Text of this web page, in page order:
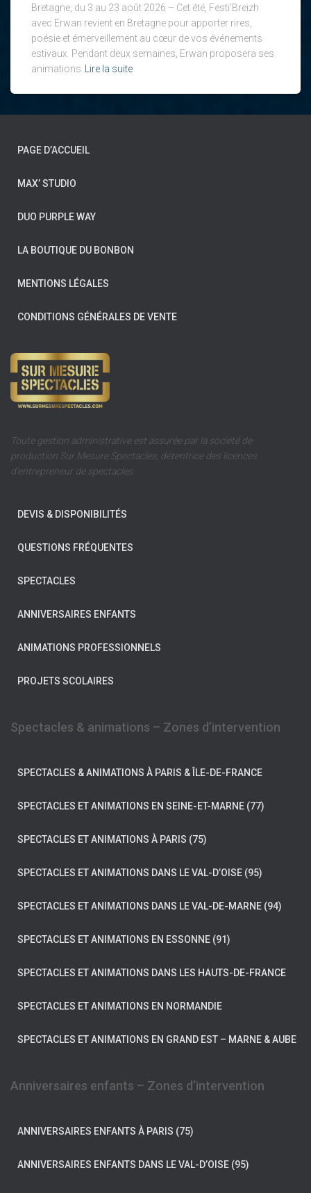
Bretagne, du 3 au 23 août 2026 – Cet été, Festi’Breizh
avec Erwan revient en Bretagne pour apporter rires,
poésie et émerveillement au cœur de vos événements
estivaux. Pendant deux semaines, Erwan proposera ses
animations
Lire la suite
PAGE D’ACCUEIL
MAX’ STUDIO
DUO PURPLE WAY
LA BOUTIQUE DU BONBON
MENTIONS LÉGALES
CONDITIONS GÉNÉRALES DE VENTE
Toute gestion administrative est assurée par la société de
production Sur Mesure Spectacles, détentrice des licences
d’entrepreneur de spectacles.
DEVIS & DISPONIBILITÉS
QUESTIONS FRÉQUENTES
SPECTACLES
ANNIVERSAIRES ENFANTS
ANIMATIONS PROFESSIONNELS
PROJETS SCOLAIRES
Spectacles & animations – Zones d’intervention
SPECTACLES & ANIMATIONS À PARIS & ÎLE-DE-FRANCE
SPECTACLES ET ANIMATIONS EN SEINE-ET-MARNE (77)
SPECTACLES ET ANIMATIONS À PARIS (75)
SPECTACLES ET ANIMATIONS DANS LE VAL-D’OISE (95)
SPECTACLES ET ANIMATIONS DANS LE VAL-DE-MARNE (94)
SPECTACLES ET ANIMATIONS EN ESSONNE (91)
SPECTACLES ET ANIMATIONS DANS LES HAUTS-DE-FRANCE
SPECTACLES ET ANIMATIONS EN NORMANDIE
SPECTACLES ET ANIMATIONS EN GRAND EST – MARNE & AUBE
Anniversaires enfants – Zones d’intervention
ANNIVERSAIRES ENFANTS À PARIS (75)
ANNIVERSAIRES ENFANTS DANS LE VAL-D’OISE (95)